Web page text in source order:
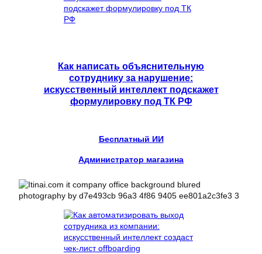
Как написать объяснительную
сотруднику за нарушение:
искусственный интеллект подскажет
формулировку под ТК РФ
Бесплатный ИИ
Администратор магазина